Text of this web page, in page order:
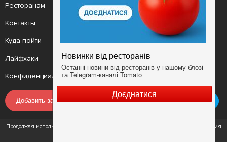
Ресторанам
Контакты
Куда пойти
Лайфхаки
Конфиденциальность
Новости
Анонсы
Мобильное приложение
Условия
Добавить заведение
Продолжая использовать наш сайт, вы соглашаетесь с Условиями использования